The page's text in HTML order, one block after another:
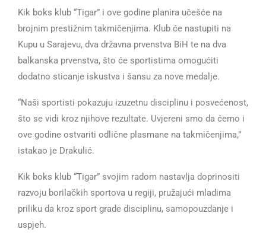
Kik boks klub “Tigar” i ove godine planira učešće na
brojnim prestižnim takmičenjima. Klub će nastupiti na
Kupu u Sarajevu, dva državna prvenstva BiH te na dva
balkanska prvenstva, što će sportistima omogućiti
dodatno sticanje iskustva i šansu za nove medalje.
“Naši sportisti pokazuju izuzetnu disciplinu i posvećenost,
što se vidi kroz njihove rezultate. Uvjereni smo da ćemo i
ove godine ostvariti odlične plasmane na takmičenjima,”
istakao je Drakulić.
Kik boks klub “Tigar” svojim radom nastavlja doprinositi
razvoju borilačkih sportova u regiji, pružajući mladima
priliku da kroz sport grade disciplinu, samopouzdanje i
uspjeh.